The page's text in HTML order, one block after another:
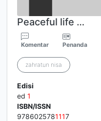
Peaceful life …
Komentar Penanda
zahratun nisa
Edisi
ed 1
ISBN/ISSN
9786025781117